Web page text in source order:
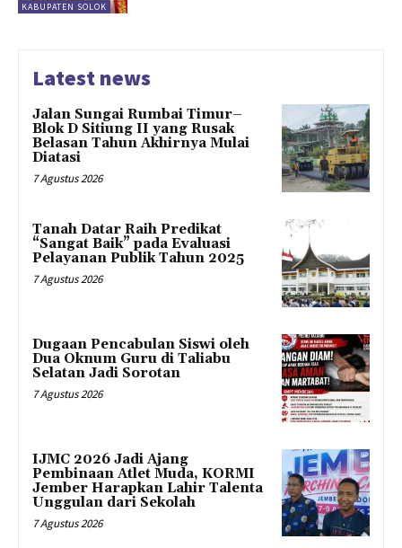
KABUPATEN SOLOK
Latest news
Jalan Sungai Rumbai Timur–
Blok D Sitiung II yang Rusak
Belasan Tahun Akhirnya Mulai
Diatasi
7 Agustus 2026
Tanah Datar Raih Predikat
“Sangat Baik” pada Evaluasi
Pelayanan Publik Tahun 2025
7 Agustus 2026
Dugaan Pencabulan Siswi oleh
Dua Oknum Guru di Taliabu
Selatan Jadi Sorotan
7 Agustus 2026
IJMC 2026 Jadi Ajang
Pembinaan Atlet Muda, KORMI
Jember Harapkan Lahir Talenta
Unggulan dari Sekolah
7 Agustus 2026